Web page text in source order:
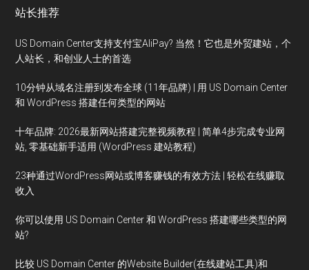
站长推荐
US Domain Center支持支付宝AliPay? 当然！它也是外贸建站，个
人站长，和创业人士的首选
10分钟从域名注册到发布全球 (11年品牌) | 用 US Domain Center
和 WordPress 搭建任何类型的网站
十年品牌: 2026最新网站搭建完整视频教程 | 简单4步完成专业网
站, 零基础新手适用 (WordPress 建站教程)
23种通过WordPress网站或博客赚钱的有效方法 | 轻松在线赚取
收入
你可以使用 US Domain Center 和 WordPress 搭建哪些类型的网
站?
比较 US Domain Center 的Website Builder(在线建站工具)和